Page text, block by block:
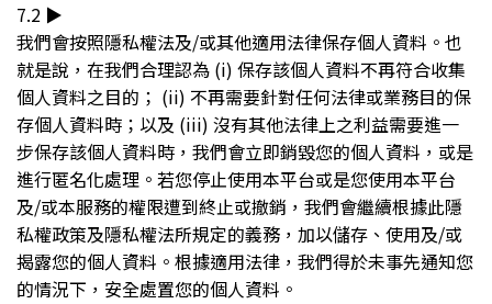
7.2 ▶︎
我們會按照隱私權法及/或其他適用法律保存個人資料。也
就是說，在我們合理認為 (i) 保存該個人資料不再符合收集
個人資料之目的； (ii) 不再需要針對任何法律或業務目的保
存個人資料時；以及 (iii) 沒有其他法律上之利益需要進一
步保存該個人資料時，我們會立即銷毀您的個人資料，或是
進行匿名化處理。若您停止使用本平台或是您使用本平台
及/或本服務的權限遭到終止或撤銷，我們會繼續根據此隱
私權政策及隱私權法所規定的義務，加以儲存、使用及/或
揭露您的個人資料。根據適用法律，我們得於未事先通知您
的情況下，安全處置您的個人資料。